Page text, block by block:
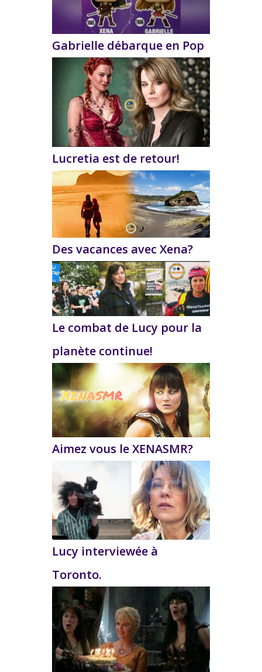
Gabrielle débarque en Pop
Lucretia est de retour!
Des vacances avec Xena?
Le combat de Lucy pour la
planète continue!
Aimez vous le XENASMR?
Lucy interviewée à
Toronto.